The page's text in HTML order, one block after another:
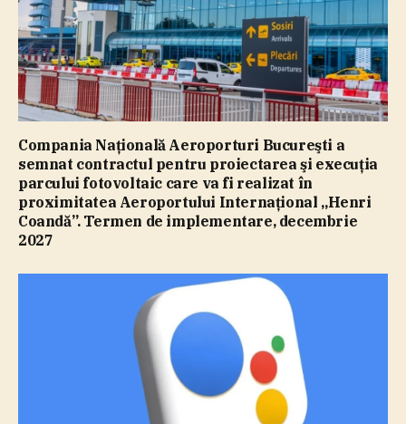
Compania Naţională Aeroporturi Bucureşti a
semnat contractul pentru proiectarea şi execuţia
parcului fotovoltaic care va fi realizat în
proximitatea Aeroportului Internaţional „Henri
Coandă”. Termen de implementare, decembrie
2027